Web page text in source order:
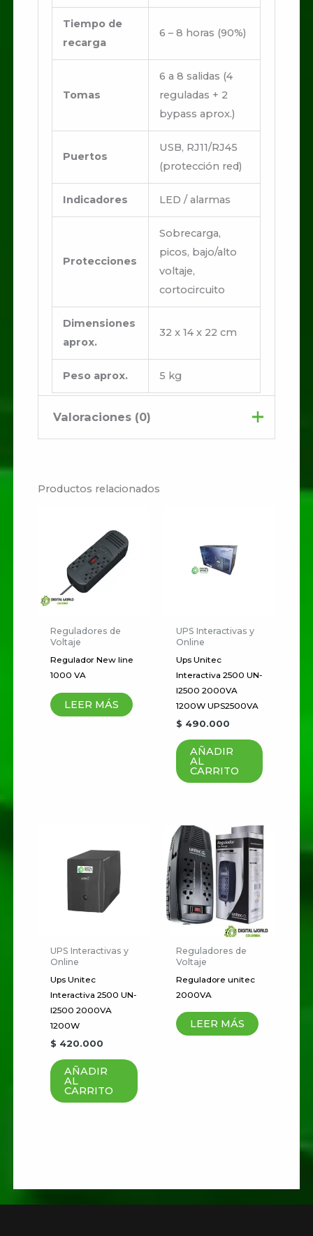
Tiempo de
recarga
6 – 8 horas (90%)
Tomas
6 a 8 salidas (4
reguladas + 2
bypass aprox.)
Puertos
USB, RJ11/RJ45
(protección red)
Indicadores LED / alarmas
Protecciones
Sobrecarga,
picos, bajo/alto
voltaje,
cortocircuito
Dimensiones
aprox.
32 x 14 x 22 cm
Peso aprox. 5 kg
Valoraciones (0)
“Ups Unitec Interactiva
2000 UN-I2000 1500VA
900W”
Tu dirección de correo
Los campos obligatorios están
marcados con
Tu
puntuación
Correo electrónico*
electrónico y sitio web en este
navegador para la próxima vez
que haga un comentario.
Productos relacionados
Reguladores de
Voltaje
Regulador New line
1000 VA
LEER MÁS
UPS Interactivas y
Online
Ups Unitec
Interactiva 2500 UN-
I2500 2000VA
1200W UPS2500VA
$ 490.000
AÑADIR
AL
CARRITO
UPS Interactivas y
Online
Ups Unitec
Interactiva 2500 UN-
I2500 2000VA
1200W
$ 420.000
AÑADIR
AL
CARRITO
Reguladores de
Voltaje
Reguladore unitec
2000VA
LEER MÁS